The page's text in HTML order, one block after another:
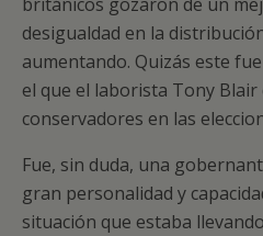
desigualdad en la
aumentando. Quizás este
el que el laborista Tony Blair
conservadores en las
Fue, sin duda, una
gran personalidad y
situación que estaba